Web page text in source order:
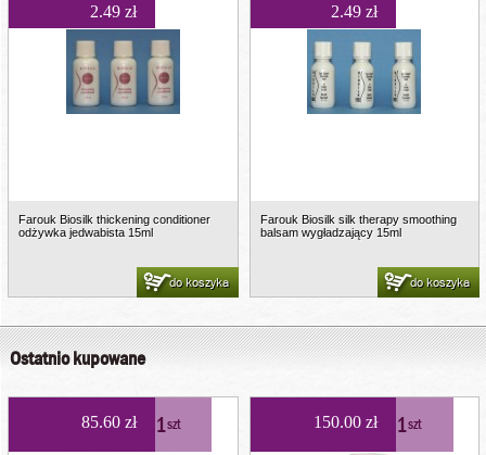
2.49 zł
Farouk Biosilk thickening conditioner
odżywka jedwabista 15ml
do koszyka
2.49 zł
Farouk Biosilk silk therapy smoothing
balsam wygładzający 15ml
do koszyka
Ostatnio kupowane
85.60 zł 1szt 150.00 zł 1szt